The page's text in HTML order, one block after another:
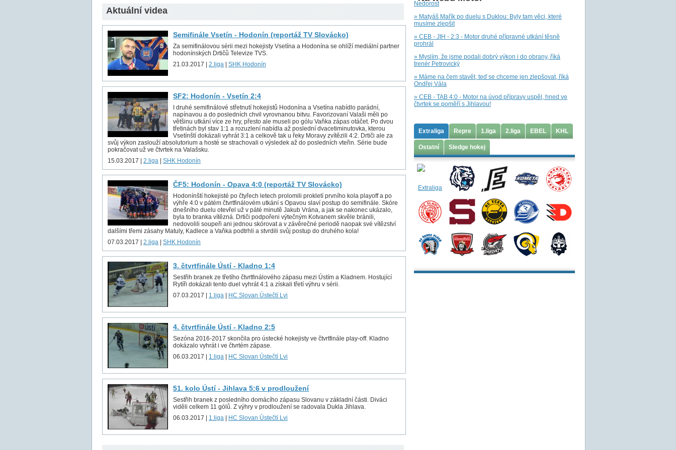
Aktuální videa
Semifinále Vsetín - Hodonín (reportáž TV Slovácko)
Za semifinálovou sérii mezi hokejisty Vsetína a Hodonína se ohlíží mediální partner
hodonínských Drtičů Televize TVS.
21.03.2017 | 2.liga SHK Hodonín
SF2: Hodonín - Vsetín 2:4
I druhé semifinálové střetnutí hokejistů Hodonína a Vsetína nabídlo parádní,
napínavou a do posledních chvil vyrovnanou bitvu. Favorizovaní Valaši měli po
většinu utkání více ze hry, přesto ale museli po gólu Vaňka zápas otáčet. Po dvou
třetinách byl stav 1:1 a rozuzlení nabídla až poslední dvacetiminutovka, kterou
Vsetínští dokázali vyhrát 3:1 a celkově tak u řeky Moravy zvítězili 4:2. Drtiči ale za
svůj výkon zaslouží absolutorium a hosté se strachovali o výsledek až do posledních vteřin. Série bude
pokračovat už ve čtvrtek na Valašsku.
15.03.2017 | 2.liga SHK Hodonín
ČF5: Hodonín - Opava 4:0 (reportáž TV Slovácko)
Hodonínští hokejisté po čtyřech letech prolomili prokletí prvního kola playoff a po
výhře 4:0 v pátém čtvrtfinálovém utkání s Opavou slaví postup do semifinále. Skóre
dnešního duelu otevřel už v páté minutě Jakub Vrána, a jak se nakonec ukázalo,
byla to branka vítězná. Drtiči podpořeni výtečným Kotvanem skvěle bránili,
nedovolili soupeři ani jednou skórovat a v závěrečné periodě naopak své vítězství
dalšími třemi zásahy Matuly, Kadlece a Vaňka podtrhli a stvrdili svůj postup do druhého kola!
07.03.2017 | 2.liga SHK Hodonín
3. čtvrtfinále Ústí - Kladno 1:4
Sestřih branek ze třetího čtvrtfinálového zápasu mezi Ústím a Kladnem. Hostující
Rytíři dokázali tento duel vyhrát 4:1 a získali třetí výhru v sérii.
07.03.2017 | 1.liga HC Slovan Ústečtí Lvi
4. čtvrtfinále Ústí - Kladno 2:5
Sezóna 2016-2017 skončila pro ústecké hokejisty ve čtvrtfinále play-off. Kladno
dokázalo vyhrát i ve čtvrtém zápase.
06.03.2017 | 1.liga HC Slovan Ústečtí Lvi
51. kolo Ústí - Jihlava 5:6 v prodloužení
Sestřih branek z posledního domácího zápasu Slovanu v základní části. Diváci
viděli celkem 11 gólů. Z výhry v prodloužení se radovala Dukla Jihlava.
06.03.2017 | 1.liga HC Slovan Ústečtí Lvi
Nedorost
» Matyáš Mařík po duelu s Duklou: Byly tam věci, které
musíme zlepšit
» CEB - JIH - 2:3 - Motor druhé přípravné utkání těsně
prohrál
» Myslím, že jsme podali dobrý výkon i do obrany, říká
trenér Petrovický
» Máme na čem stavět, teď se chceme jen zlepšovat, říká
Ondřej Vála
» CEB - TAB 4:0 - Motor na úvod přípravy uspěl, hned ve
čtvrtek se poměří s Jihlavou!
Extraliga Repre 1.liga 2.liga EBEL KHL
Ostatní Sledge hokej